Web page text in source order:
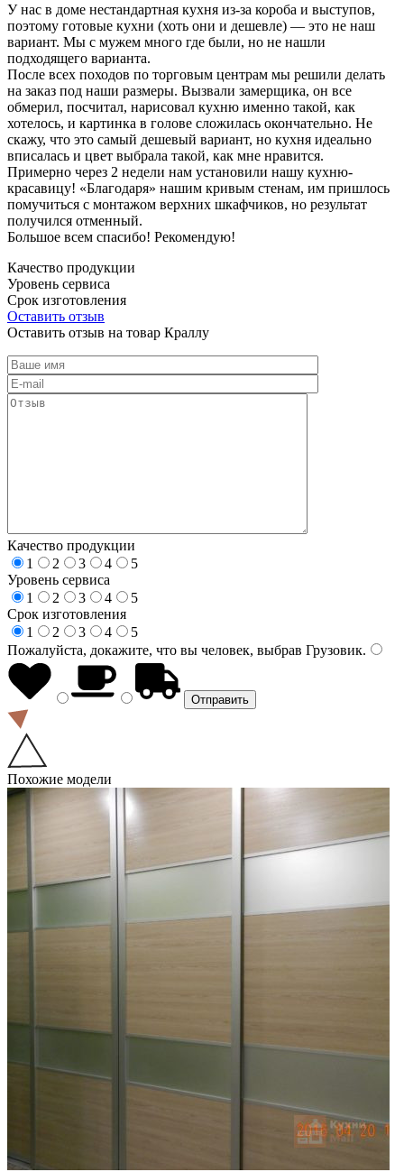
У нас в доме нестандартная кухня из-за короба и выступов,
поэтому готовые кухни (хоть они и дешевле) — это не наш
вариант. Мы с мужем много где были, но не нашли
подходящего варианта.
После всех походов по торговым центрам мы решили делать
на заказ под наши размеры. Вызвали замерщика, он все
обмерил, посчитал, нарисовал кухню именно такой, как
хотелось, и картинка в голове сложилась окончательно. Не
скажу, что это самый дешевый вариант, но кухня идеально
вписалась и цвет выбрала такой, как мне нравится.
Примерно через 2 недели нам установили нашу кухню-
красавицу! «Благодаря» нашим кривым стенам, им пришлось
помучиться с монтажом верхних шкафчиков, но результат
получился отменный.
Большое всем спасибо! Рекомендую!
Качество продукции
Уровень сервиса
Срок изготовления
Оставить отзыв
Оставить отзыв на товар Краллу
Качество продукции
1
2 3 4
5
Уровень сервиса
1
2 3 4
5
Срок изготовления
1
2 3 4
5
Пожалуйста, докажите, что вы человек, выбрав Грузовик.
Похожие модели